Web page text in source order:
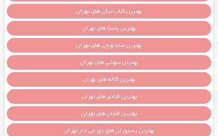
بهترین کباب ترکی های تهران
بهترین پاستا های تهران
بهترین ساندویچی های تهران
بهترین سوشی های تهران
بهترین کافه های تهران
بهترین قنادی های تهران
بهترین قلیان های تهران
بهترین رستوران های دی جی دار تهران